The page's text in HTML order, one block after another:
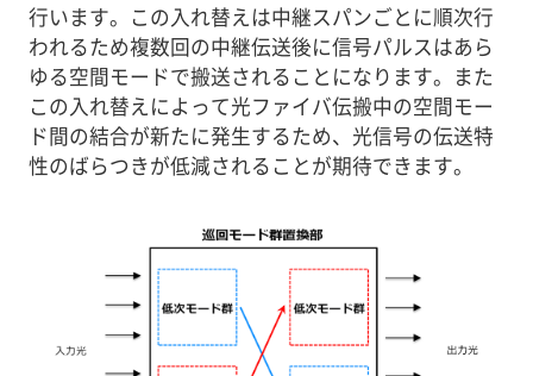
行います。この入れ替えは中継スパンごとに順次行
われるため複数回の中継伝送後に信号パルスはあら
ゆる空間モードで搬送されることになります。また
この入れ替えによって光ファイバ伝搬中の空間モー
ド間の結合が新たに発生するため、光信号の伝送特
性のばらつきが低減されることが期待できます。